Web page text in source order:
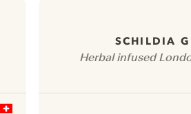
SCHILDIA
Herbal infused